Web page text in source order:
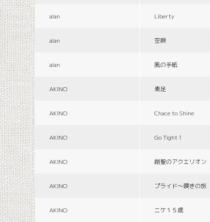
alan Liberty
alan 空唄
alan 風の手紙
AKINO 素足
AKINO Chace to Shine
AKINO Go Tight！
AKINO 創聖のアクエリオン
AKINO プライド〜嘆きの旅
AKINO ニケ１５歳